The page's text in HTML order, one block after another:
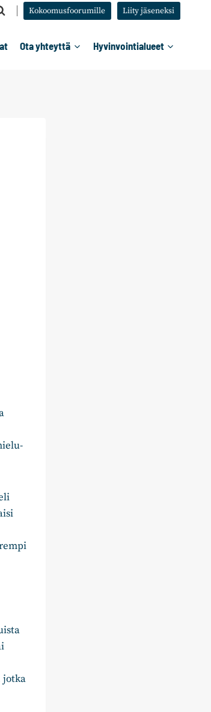
Kokoomusfoorumille Liity jäseneksi
Ota yhteyttä Hyvinvointialueet
jotka